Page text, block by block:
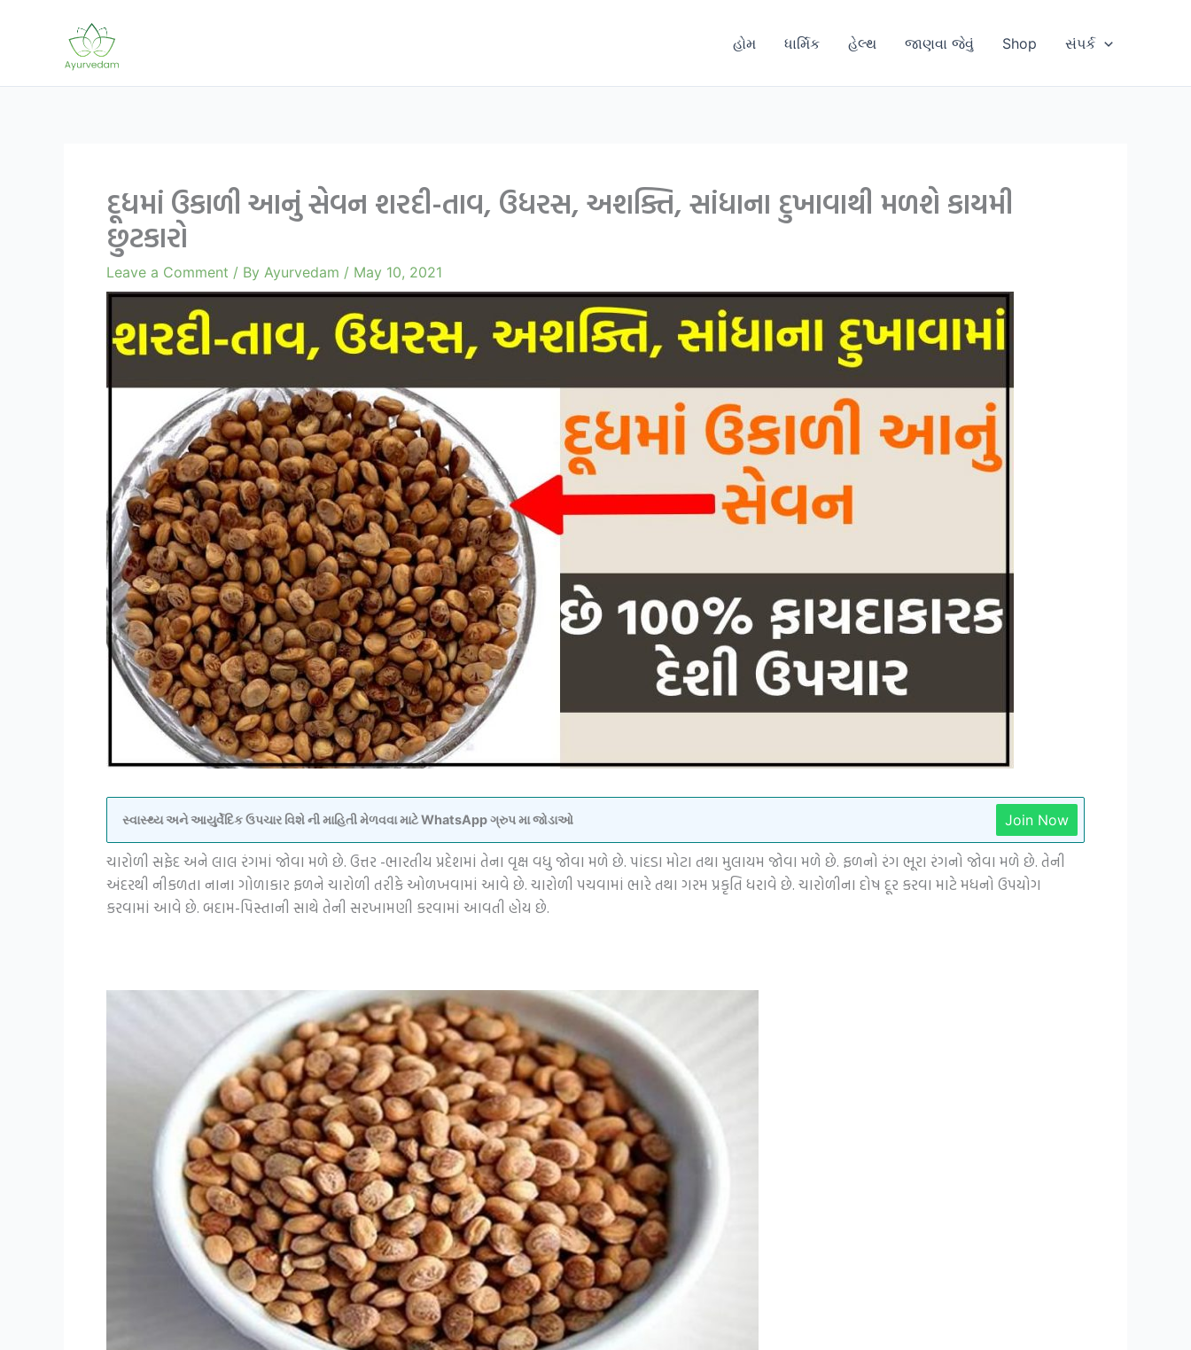
હોમ ધાર્મિક હેલ્થ જાણવા જેવું Shop સંપર્ક
દૂધમાં ઉકાળી આનું સેવન શરદી-તાવ, ઉધરસ, અશક્તિ, સાંધાના દુખાવાથી મળશે કાયમી
છુટકારો
Leave a Comment / By Ayurvedam / May 10, 2021
સ્વાસ્થ્ય અને આયુર્વેદિક ઉપચાર વિશે ની માહિતી મેળવવા માટે WhatsApp ગ્રુપ મા જોડાઓ Join Now
ચારોળી સફેદ અને લાલ રંગમાં જોવા મળે છે. ઉત્તર -ભારતીય પ્રદેશમાં તેના વૃક્ષ વધુ જોવા મળે છે. પાંદડા મોટા તથા મુલાયમ જોવા મળે છે. ફળનો રંગ ભૂરા રંગનો જોવા મળે છે. તેની
અંદરથી નીકળતા નાના ગોળાકાર ફળને ચારોળી તરીકે ઓળખવામાં આવે છે. ચારોળી પચવામાં ભારે તથા ગરમ પ્રકૃતિ ધરાવે છે. ચારોળીના દોષ દૂર કરવા માટે મધનો ઉપયોગ
કરવામાં આવે છે. બદામ-પિસ્તાની સાથે તેની સરખામણી કરવામાં આવતી હોય છે.